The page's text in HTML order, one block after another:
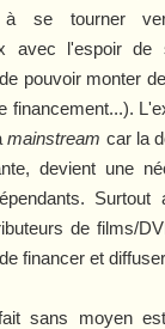
à se tourner
avec l'espoir
pouvoir monter
financement...).
mainstream car la
devient une
de films/
financer et
sans moyen